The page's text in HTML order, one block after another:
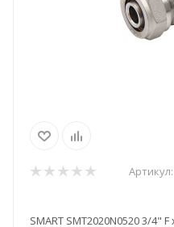
Артикул:
SMART SMT2020N0520 3/4"